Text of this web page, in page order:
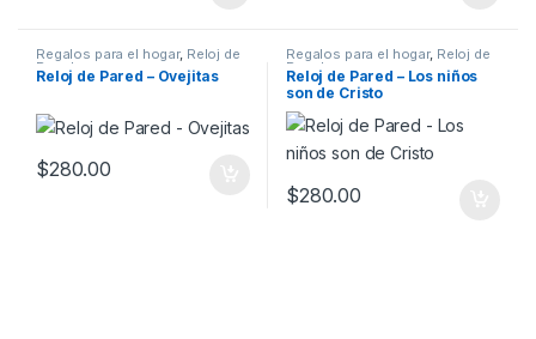
Regalos para el hogar, Reloj de
Pared
Reloj de Pared – Ovejitas
$280.00
Regalos para el hogar, Reloj de
Pared
Reloj de Pared – Los niños
son de Cristo
$280.00